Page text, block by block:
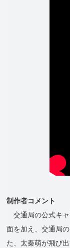
制作者コメント
交通局の公式キ
面を加え、交通局
た、太秦萌が飛び